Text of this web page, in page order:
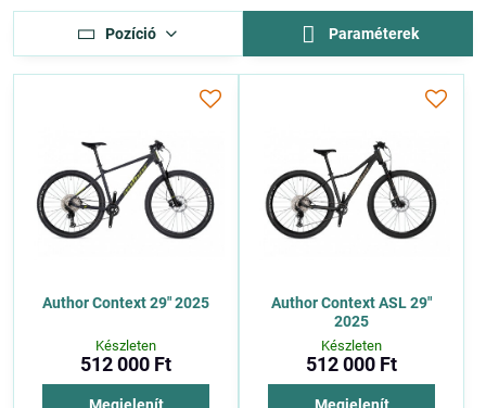
Pozíció Paraméterek
Author Context 29" 2025
Készleten
512 000 Ft
Author Context ASL 29"
2025
Készleten
512 000 Ft